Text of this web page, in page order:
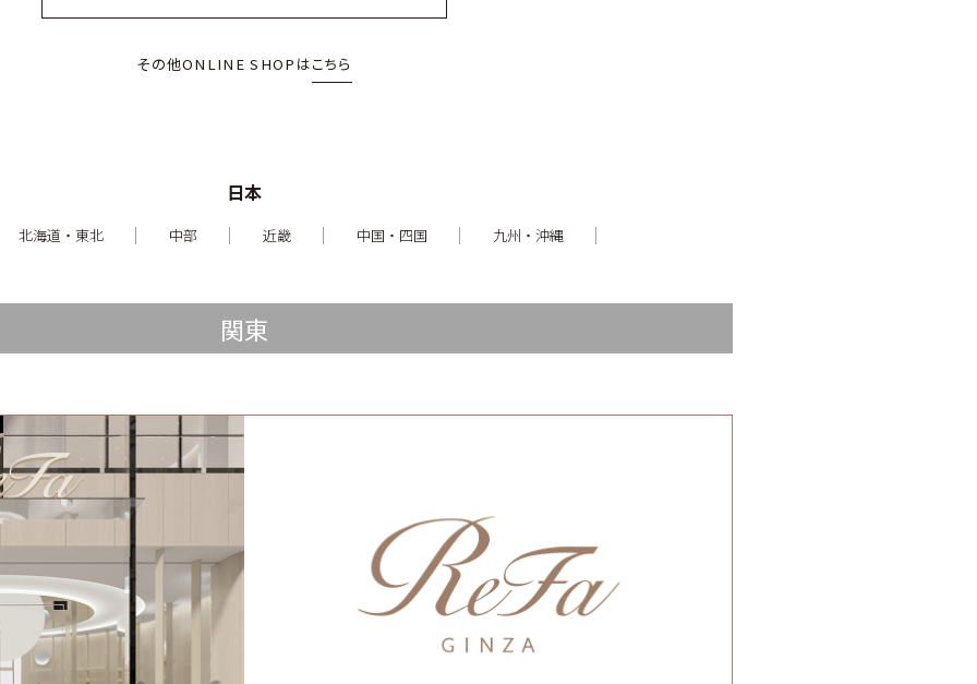
その他ONLINE SHOPはこちら
日本
北海道・東北 中部 近畿 中国・四国 九州・沖縄
関東